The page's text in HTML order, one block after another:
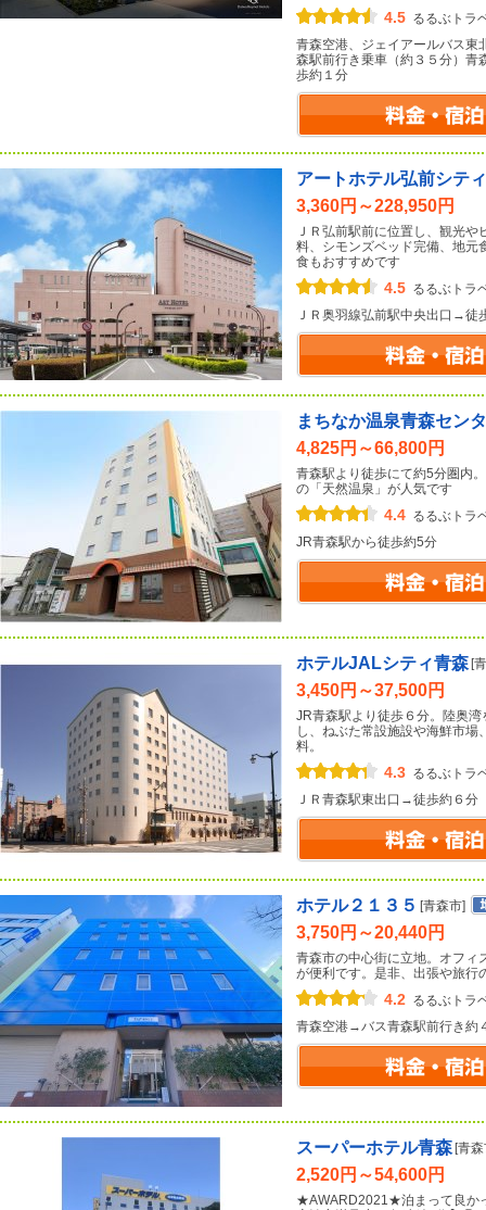
4.5 るるぶトラ
青森空港、ジェイアールバス東
森駅前行き乗車（約３５分）青
歩約１分
アートホテル弘前シティ
3,360円～228,950円
ＪＲ弘前駅前に位置し、観光
料、シモンズベッド完備、地元
食もおすすめです
4.5 るるぶトラ
ＪＲ奥羽線弘前駅中央出口→徒
まちなか温泉青森セン
4,825円～66,800円
青森駅より徒歩にて約5分圏内
の「天然温泉」が人気です
4.4 るるぶトラ
JR青森駅から徒歩約5分
ホテルJALシティ青森 [
3,450円～37,500円
JR青森駅より徒歩６分。陸奥
し、ねぶた常設施設や海鮮市
料。
4.3 るるぶトラ
ＪＲ青森駅東出口→徒歩約６分
ホテル２１３５ [青森市]
3,750円～20,440円
青森市の中心街に立地。オフィ
が便利です。是非、出張や旅行
4.2 るるぶトラ
青森空港→バス青森駅前行き約
スーパーホテル青森 [青
2,520円～54,600円
★AWARD2021★泊まって良か